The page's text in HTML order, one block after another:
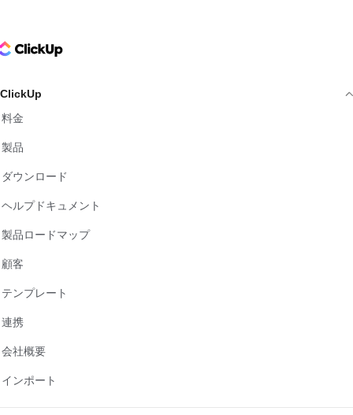
Logo
ClickUp
料金
製品
ダウンロード
ヘルプドキュメント
製品ロードマップ
顧客
テンプレート
連携
会社概要
インポート